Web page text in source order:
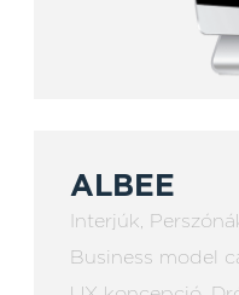
ALBEE
Interjúk,
Business model